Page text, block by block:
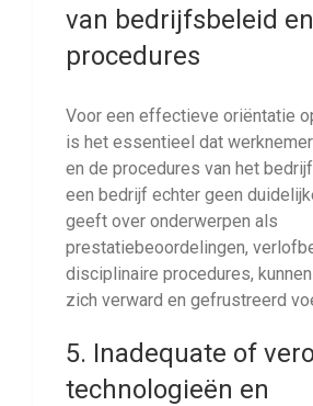
van bedrijfsbeleid
procedures
Voor een effectieve oriëntatie
is het essentieel dat
en de procedures van het
een bedrijf echter geen
geeft over onderwerpen als
prestatiebeoordelingen,
disciplinaire procedures,
zich verward en gefrustreerd
5. Inadequate of
technologieën en